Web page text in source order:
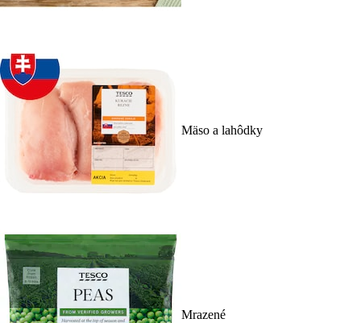
Mäso a lahôdky
Mrazené